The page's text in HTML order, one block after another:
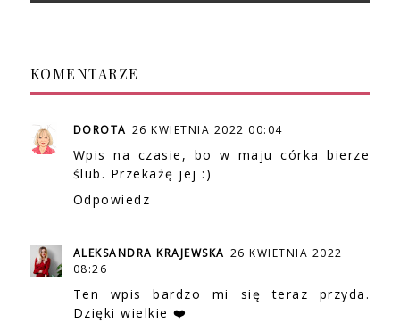
KOMENTARZE
DOROTA 26 KWIETNIA 2022 00:04
Wpis na czasie, bo w maju córka bierze
ślub. Przekażę jej :)
Odpowiedz
ALEKSANDRA KRAJEWSKA 26 KWIETNIA 2022
08:26
Ten wpis bardzo mi się teraz przyda.
Dzięki wielkie ❤️